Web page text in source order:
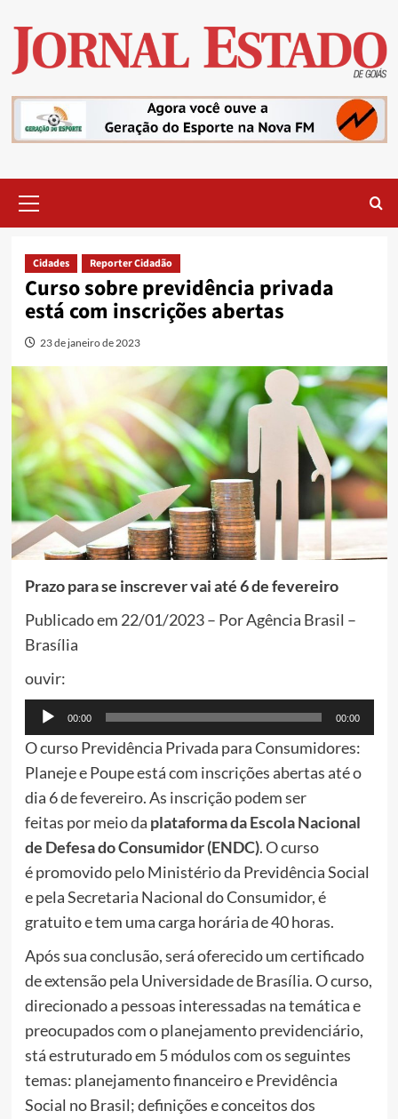
content
Menu
Cidades Reporter Cidadão
Curso sobre previdência privada
está com inscrições abertas
23 de janeiro de 2023
Prazo para se inscrever vai até 6 de fevereiro
Publicado em 22/01/2023 – Por Agência Brasil –
Brasília
ouvir:
Tocador
de
00:00 00:00
O curso Previdência Privada para Consumidores:
Planeje e Poupe está com inscrições abertas até o
dia 6 de fevereiro. As inscrição podem ser
feitas por meio da plataforma da Escola Nacional
de Defesa do Consumidor (ENDC). O curso
é promovido pelo Ministério da Previdência Social
e pela Secretaria Nacional do Consumidor, é
gratuito e tem uma carga horária de 40 horas.
Após sua conclusão, será oferecido um certificado
de extensão pela Universidade de Brasília. O curso,
direcionado a pessoas interessadas na temática e
preocupados com o planejamento previdenciário,
stá estruturado em 5 módulos com os seguintes
temas: planejamento financeiro e Previdência
Social no Brasil; definições e conceitos dos